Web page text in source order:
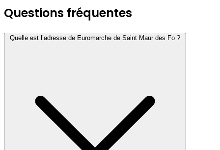
Questions fréquentes
Quelle est l’adresse de Euromarche de Saint Maur des Fo ?